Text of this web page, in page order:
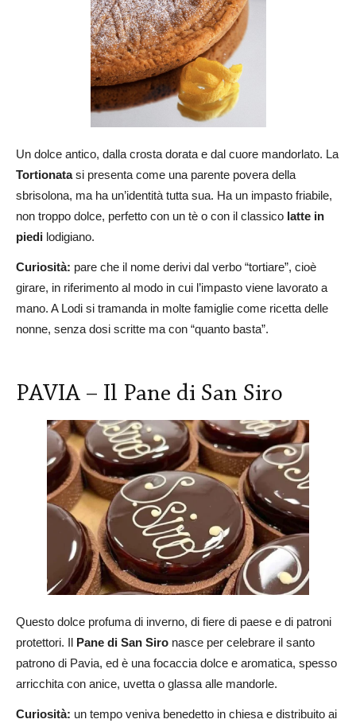
Un dolce antico, dalla crosta dorata e dal cuore mandorlato. La
Tortionatasi presenta come una parente povera della
sbrisolona, ma ha un’identità tutta sua. Ha un impasto friabile,
non troppo dolce, perfetto con un tè o con il classico latte in
piedi lodigiano.
Curiosità: pare che il nome derivi dal verbo “tortiare”, cioè
girare, in riferimento al modo in cui l’impasto viene lavorato a
mano. A Lodi si tramanda in molte famiglie come ricetta delle
nonne, senza dosi scritte ma con “quanto basta”.
PAVIA – Il Pane di San Siro
Questo dolce profuma di inverno, di fiere di paese e di patroni
protettori. Il Pane di San Siro nasce per celebrare il santo
patrono di Pavia, ed è una focaccia dolce e aromatica, spesso
arricchita con anice, uvetta o glassa alle mandorle.
Curiosità: un tempo veniva benedetto in chiesa e distribuito ai